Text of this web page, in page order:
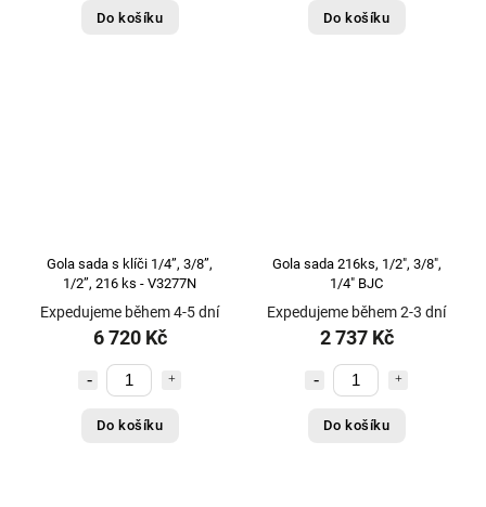
Do košíku Do košíku
Gola sada s klíči 1/4”, 3/8”,
1/2”, 216 ks - V3277N
Expedujeme během 4-5 dní
6 720 Kč
Do košíku
Gola sada 216ks, 1/2", 3/8",
1/4" BJC
Expedujeme během 2-3 dní
2 737 Kč
Do košíku